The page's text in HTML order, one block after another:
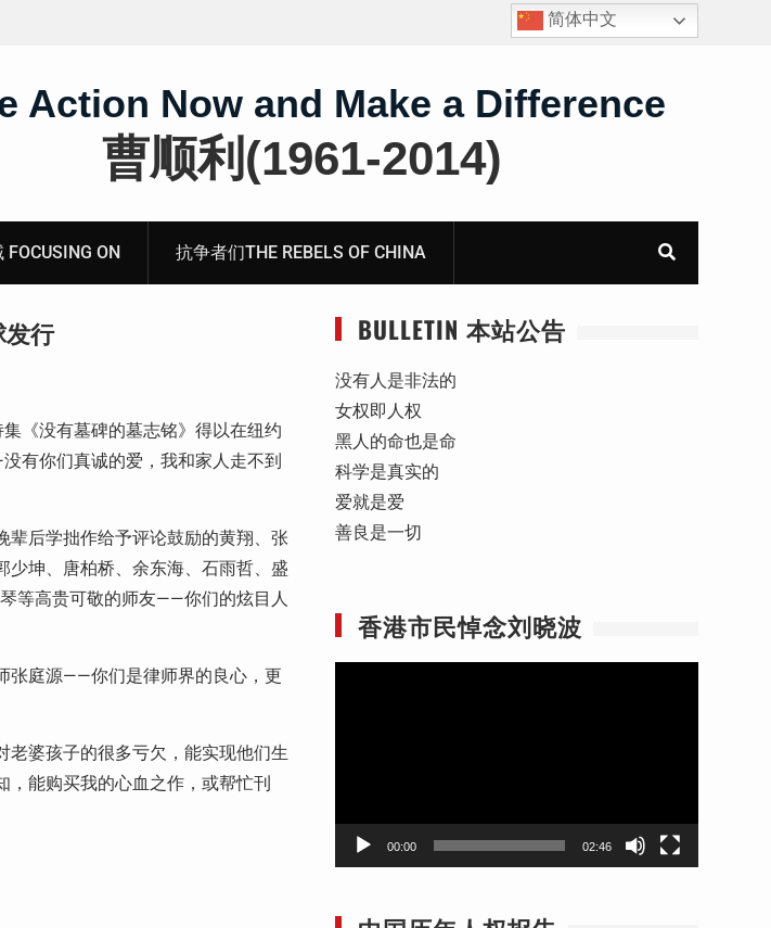
获刑8年的安徽省合肥市法轮功学员、软件工程师唐志
简体中文
Action Now and Make a Difference
曹顺利(1961-2014)
FOCUSING ON 抗争者们THE REBELS OF CHINA
发行
《没有墓碑的墓志铭》得以在纽约
有你们真诚的爱，我和家人走不到
辈后学拙作给予评论鼓励的黄翔、张
少坤、唐柏桥、余东海、石雨哲、盛
等高贵可敬的师友——你们的炫目人
张庭源——你们是律师界的良心，更
老婆孩子的很多亏欠，能实现他们生
能购买我的心血之作，或帮忙刊
BULLETIN 本站公告
没有人是非法的
女权即人权
黑人的命也是命
科学是真实的
爱就是爱
善良是一切
香港市民悼念刘晓波
00:00 02:46